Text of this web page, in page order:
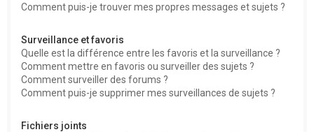
Comment puis-je trouver mes propres messages et sujets ?
Surveillance et favoris
Quelle est la différence entre les favoris et la surveillance ?
Comment mettre en favoris ou surveiller des sujets ?
Comment surveiller des forums ?
Comment puis-je supprimer mes surveillances de sujets ?
Fichiers joints